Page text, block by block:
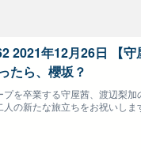
2021年12月26日 【
たら、櫻坂？
を卒業する守屋茜、渡辺梨
の新たな旅立ちをお祝いしま